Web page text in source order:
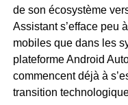
de son écosystème
Assistant s’efface peu
mobiles que dans les
plateforme Android
commencent déjà à
transition